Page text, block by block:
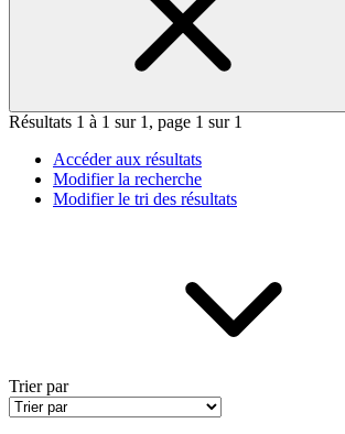
Résultats 1 à 1 sur 1, page 1 sur 1
Accéder aux résultats
Modifier la recherche
Modifier le tri des résultats
Trier par